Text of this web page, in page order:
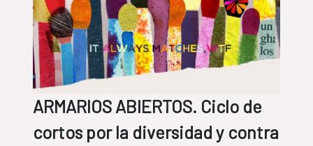
ARMARIOS ABIERTOS. Ciclo de
cortos por la diversidad y contra